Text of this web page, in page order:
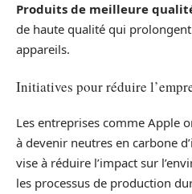
Produits de meilleure
de haute qualité qui
appareils.
Initiatives pour réduire
Les entreprises comme Apple
à devenir neutres en carbone
vise à réduire l’impact sur
les processus de production